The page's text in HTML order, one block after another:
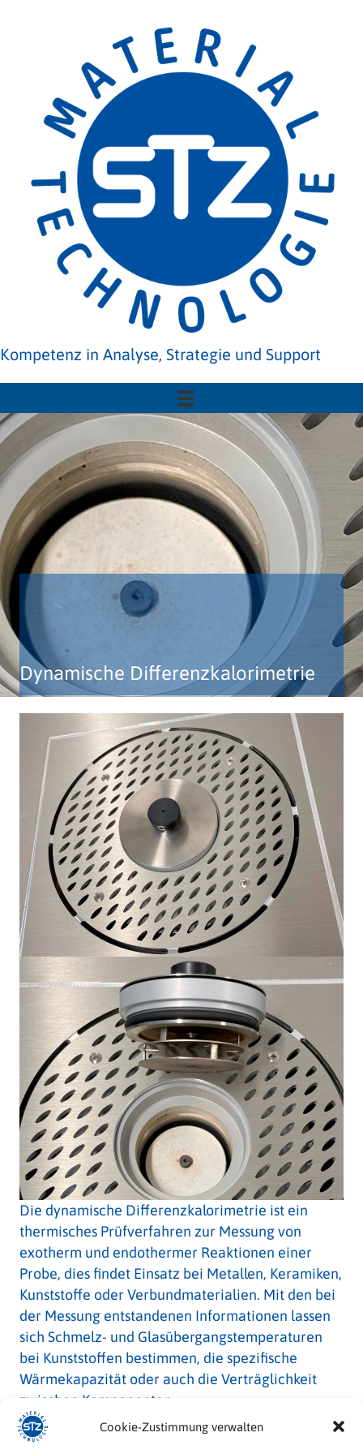
Cookie-Zustimmung verwalten
Kompetenz in Analyse, Strategie und Support
Dynamische Differenzkalorimetrie
Die dynamische Differenzkalorimetrie ist ein
thermisches Prüfverfahren zur Messung von
exotherm und endothermer Reaktionen einer
Probe, dies findet Einsatz bei Metallen, Keramiken,
Kunststoffe oder Verbundmaterialien. Mit den bei
der Messung entstandenen Informationen lassen
sich Schmelz- und Glasübergangstemperaturen
bei Kunststoffen bestimmen, die spezifische
Wärmekapazität oder auch die Verträglichkeit
zwischen Komponenten.